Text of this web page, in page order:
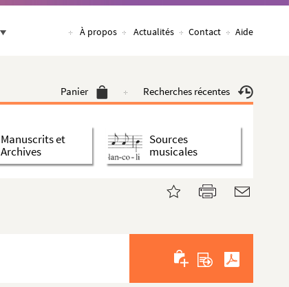
À propos Actualités Contact Aide
Panier Recherches récentes
Manuscrits et
Archives
Sources
musicales